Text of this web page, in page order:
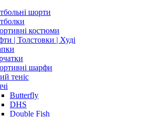
шорти
костюми
| Толстовки | Худі
шарфи
теніс
Butterfly
DHS
Double Fish